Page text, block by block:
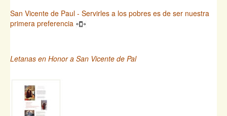
San Vicente de Paul - Servirles a los pobres es de ser nuestra
primera preferencia
Letanas en Honor a San Vicente de Pal